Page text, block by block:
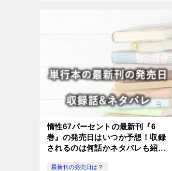
惰性67パーセントの最新刊『6
巻』の発売日はいつか予想！収録
されるのは何話かネタバレも紹
最新刊の発売日は？